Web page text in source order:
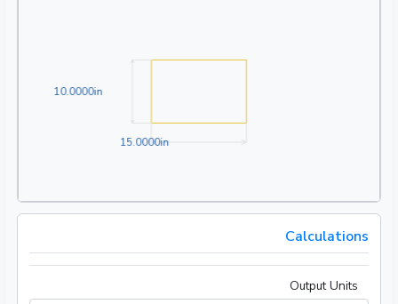
15.0000in
15.0000in
10.0000in
10.0000in
Calculations
Output Units